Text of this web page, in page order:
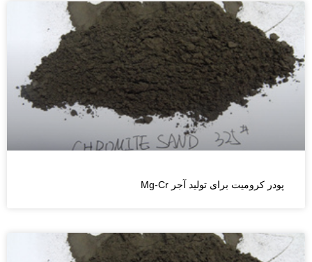
پودر کرومیت برای تولید آجر Mg-Cr